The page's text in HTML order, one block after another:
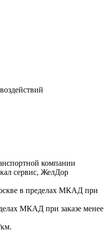
компании
сервис, ЖелДор
в пределах МКАД при
МКАД при заказе менее